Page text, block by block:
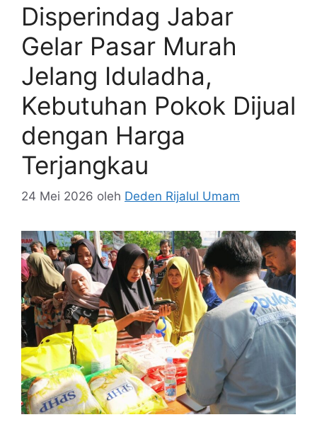
Disperindag Jabar
Gelar Pasar Murah
Jelang Iduladha,
Kebutuhan Pokok Dijual
dengan Harga
Terjangkau
24 Mei 2026 oleh Deden Rijalul Umam